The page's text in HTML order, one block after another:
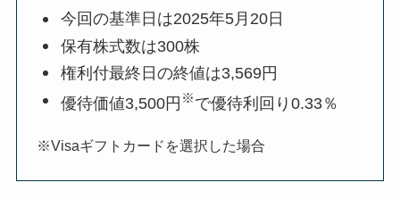
今回の基準日は2025年5月20日
保有株式数は300株
権利付最終日の終値は3,569円
優待価値3,500円 ※で優待利回り0.33％
※Visaギフトカードを選択した場合